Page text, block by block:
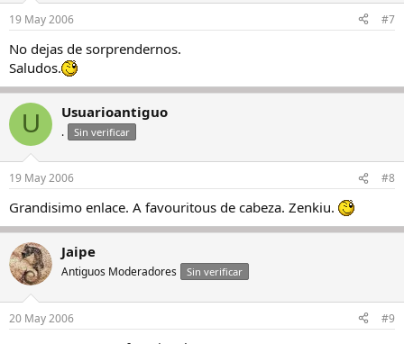
19 May 2006 #7
No dejas de sorprendernos.
Saludos.
U Usuarioantiguo
. Sin verificar
19 May 2006 #8
Grandisimo enlace. A favouritous de cabeza. Zenkiu.
Jaipe
Antiguos Moderadores Sin verificar
20 May 2006 #9